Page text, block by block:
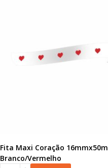
Fita Maxi Coração 16mmx50m
Branco/Vermelho